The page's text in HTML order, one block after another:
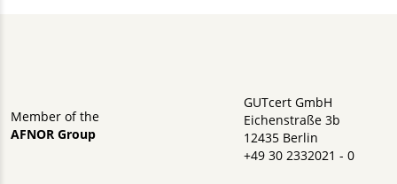
Member of the
AFNOR Group
GUTcert GmbH
Eichenstraße 3b
12435 Berlin
+49 30 2332021 - 0